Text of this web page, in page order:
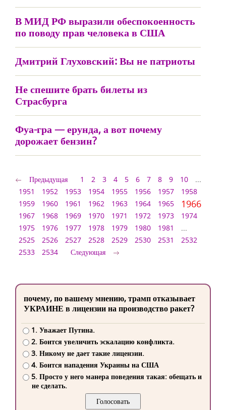
В МИД РФ выразили обеспокоенность
по поводу прав человека в США
Дмитрий Глуховский: Вы не патриоты
Не спешите брать билеты из
Страсбурга
Фуа-гра — ерунда, а вот почему
дорожает бензин?
Предыдущая 1 2 3 4 5 6 7 8 9 10
...
1951
1952 1953 1954 1955 1956 1957
1958
1959
1960 1961 1962 1963 1964 1965 1966
1967 1968 1969 1970 1971 1972 1973
1974
1975
1976 1977 1978 1979 1980 1981
...
2525
2526 2527 2528 2529 2530 2531
2532
2533
2534 Следующая
почему, по вашему мнению, трамп отказывает
УКРАИНЕ в лицензии на производство ракет?
1. Уважает Путина.
2. Боится увеличить эскалацию конфликта.
3. Никому не дает такие лицензии.
4. Боится нападения Украины на США
5. Просто у него манера поведения такая: обещать и
не сделать.